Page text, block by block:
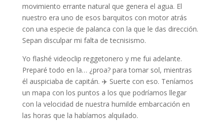
movimiento errante natural que genera el agua. El
nuestro era uno de esos barquitos con motor atrás
con una especie de palanca con la que le das dirección.
Sepan disculpar mi falta de tecnisismo.
Yo flashé videoclip reggetonero y me fui adelante.
Preparé todo en la… ¿proa? para tomar sol, mientras
él auspiciaba de capitán. ‍✈️ Suerte con eso. Teníamos
un mapa con los puntos a los que podríamos llegar
con la velocidad de nuestra humilde embarcación en
las horas que la habíamos alquilado.